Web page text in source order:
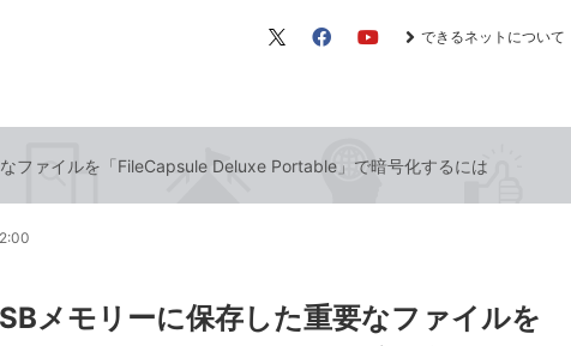
X（旧 FacebookYouTube
できるネットについて
ファイルを「FileCapsule Deluxe Portable」で暗号化するには
メモリーに保存した重要なファイルを